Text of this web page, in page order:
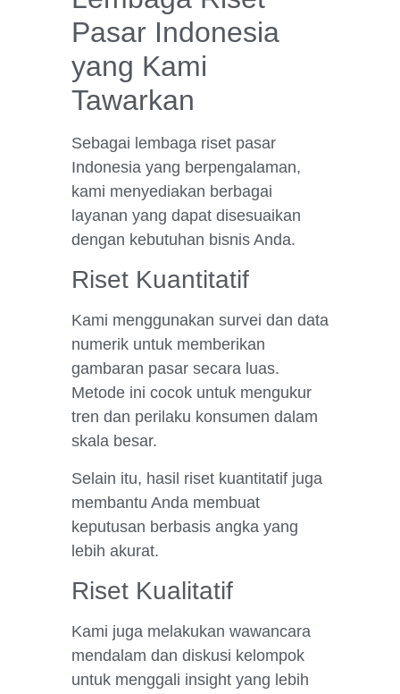
Pasar Indonesia
yang Kami
Tawarkan
Sebagai lembaga riset pasar
Indonesia yang berpengalaman,
kami menyediakan berbagai
layanan yang dapat disesuaikan
dengan kebutuhan bisnis Anda.
Riset Kuantitatif
Kami menggunakan survei dan data
numerik untuk memberikan
gambaran pasar secara luas.
Metode ini cocok untuk mengukur
tren dan perilaku konsumen dalam
skala besar.
Selain itu, hasil riset kuantitatif juga
membantu Anda membuat
keputusan berbasis angka yang
lebih akurat.
Riset Kualitatif
Kami juga melakukan wawancara
mendalam dan diskusi kelompok
untuk menggali insight yang lebih